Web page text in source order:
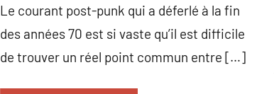
Le courant post-punk qui a déferlé à la fin
des années 70 est si vaste qu’il est difficile
de trouver un réel point commun entre […]